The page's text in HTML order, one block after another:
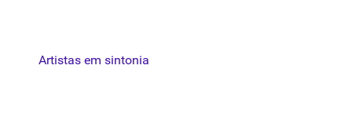
Artistas em sintonia